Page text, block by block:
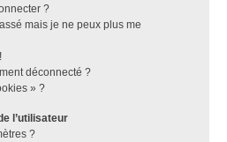
?
mais je ne peux plus me
déconnecté ?
» ?
l’utilisateur
?